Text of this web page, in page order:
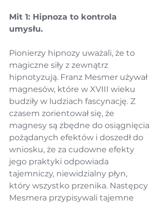
Mit 1: Hipnoza to kontrola
umysłu.
Pionierzy hipnozy uważali, że to
magiczne siły z zewnątrz
hipnotyzują. Franz Mesmer używał
magnesów, które w XVIII wieku
budziły w ludziach fascynację. Z
czasem zorientował się, że
magnesy są zbędne do osiągnięcia
pożądanych efektów i doszedł do
wniosku, że za cudowne efekty
jego praktyki odpowiada
tajemniczy, niewidzialny płyn,
który wszystko przenika. Następcy
Mesmera przypisywali tajemne